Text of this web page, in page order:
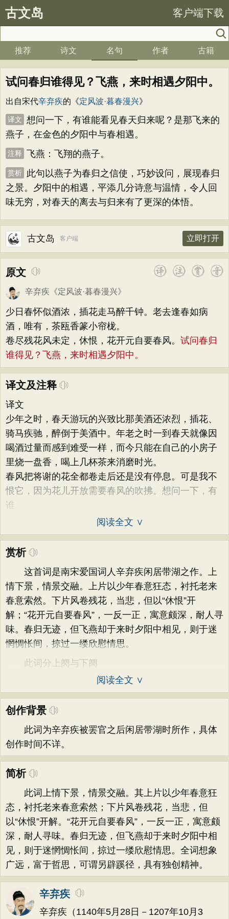
古文岛 客户端下载
推荐 诗文 名句 作者 古籍
试问春归谁得见？飞燕，来时相遇夕阳中。
出自宋代辛弃疾的《定风波·暮春漫兴》
译文
想问一下，有谁能看见春天归来呢？是那飞来的
燕子，在金色的夕阳中与春相遇。
注释 飞燕：飞翔的燕子。
赏析
此句以燕子为春归之信使，巧妙设问，展现春归
之景。夕阳中的相遇，平添几分诗意与温情，令人回
味无穷，对春天的离去与归来有了更深的体悟。
古文岛 客户端 立即打开
原文
辛弃疾 《定风波·暮春漫兴》
少日春怀似酒浓，插花走马醉千钟。老去逢春如病
酒，唯有，茶瓯香篆小帘栊。
卷尽残花风未定，休恨，花开元自要春风。 试问春归
谁得见？飞燕，来时相遇夕阳中。
译文及注释
译文
少年之时，春天游玩的兴致比那美酒还浓烈，插花、
骑马疾驰，醉倒于美酒中。年老之时一到春天就像因
喝酒过量而感到难受一样，而今只能在自己的小房子
里烧一盘香，喝上几杯茶来消磨时光。
春风把将谢的花全都卷走后还是没有停息。可是我不
恨它，因为花儿开放需要春风的吹拂。想问一下，有
谁
阅读全文 ∨
赏析
这首词是南宋爱国词人辛弃疾闲居带湖之作。上
情下景，情景交融。上片以少年春意狂态，衬托老来
春意索然。下片风卷残花，当悲，但以“休恨”开
解；“花开元自要春风”，一反一正，寓意颇深，耐人寻
味。春归无迹，但飞燕却于来时夕阳中相见，则于迷
惘惆怅间，掠过一缕欣慰情思。
此词分上阕与下阕
阅读全文 ∨
创作背景
此词为辛弃疾被罢官之后闲居带湖时所作，具体
创作时间不详。
简析
此词上情下景，情景交融。其上片以少年春意狂
态，衬托老来春意索然；下片风卷残花，当悲，但
以“休恨”开解。“花开元自要春风”，一反一正，寓意颇
深，耐人寻味。春归无迹，但飞燕却于来时夕阳中相
见，则于迷惘惆怅间，掠过一缕欣慰情思。全词想象
广远，富于哲思，可谓另辟蹊径，具有独创精神。
辛弃疾
辛弃疾（1140年5月28日－1207年10月3